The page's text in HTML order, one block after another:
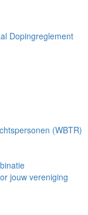
Dopingreglement
(WBTR)
jouw vereniging